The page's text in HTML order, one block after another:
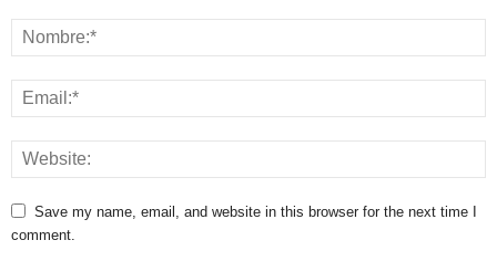
Save my name, email, and website in this browser for the next time I
comment.